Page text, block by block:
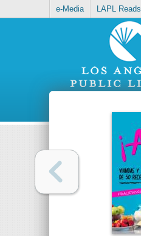
e-Media LAPL Reads